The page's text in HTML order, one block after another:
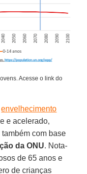
Acesse o link do
envelhecimento
e acelerado,
com base
da ONU. Nota-
de 65 anos e
de crianças